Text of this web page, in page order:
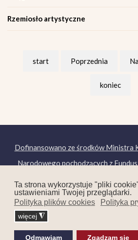
Ta strona wykorzystuje "pliki
ustawieniami Twojej przeglądarki.
Polityka plików cookies
Polityka
więcej ◮
Odmawiam Zgadzam się
Rzemiosło artystyczne
start Poprzednia
koniec
Dofinansowano ze środków Ministra
Narodowego pochodzących z